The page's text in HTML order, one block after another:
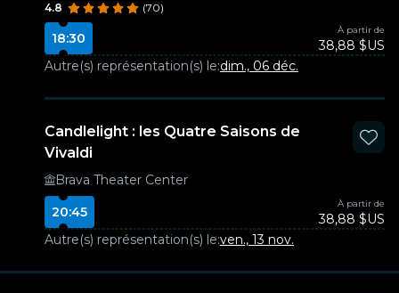
4.8 (70)
18:30
À partir de
38,88 $US
Autre(s) représentation(s) le:dim., 06 déc.
Candlelight : les Quatre Saisons de
Vivaldi
Brava Theater Center
20:45
À partir de
38,88 $US
Autre(s) représentation(s) le:ven., 13 nov.